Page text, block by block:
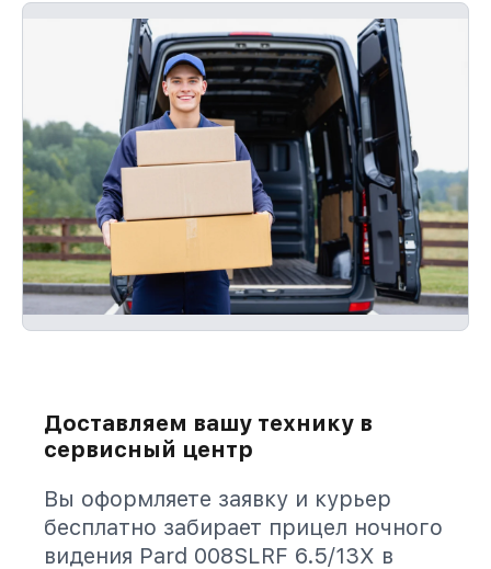
Доставляем вашу технику в
сервисный центр
Вы оформляете заявку и курьер
бесплатно забирает прицел ночного
видения Pard 008SLRF 6.5/13X в